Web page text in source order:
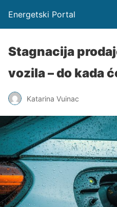
Energetski Portal
Stagnacija
vozila – do kada
Katarina Vuinac